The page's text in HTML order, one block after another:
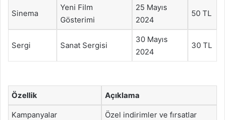
Sinema
Yeni Film
Gösterimi
25 Mayıs
2024
50 TL
Sergi Sanat Sergisi
30 Mayıs
2024
30 TL
Özellik Açıklama
Kampanyalar Özel indirimler ve fırsatlar